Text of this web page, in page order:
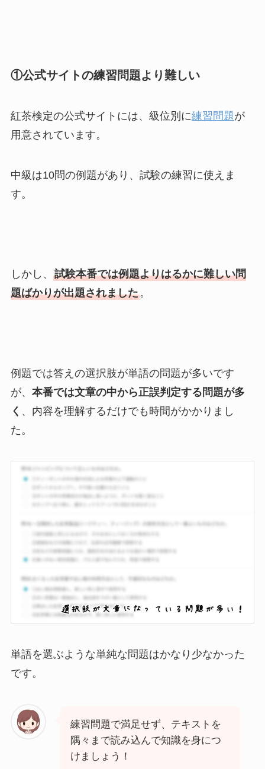
①公式サイトの練習問題より難しい
紅茶検定の公式サイトには、級位別に練習問題が
用意されています。
中級は10問の例題があり、試験の練習に使えま
す。
しかし、 試験本番では例題よりはるかに難しい問
題ばかりが出題されました。
例題では答えの選択肢が単語の問題が多いです
が、 本番では文章の中から正誤判定する問題が多
く 、内容を理解するだけでも時間がかかりまし
た。
単語を選ぶような単純な問題はかなり少なかった
です。
練習問題で満足せず、テキストを
隅々まで読み込んで知識を身につ
けましょう！